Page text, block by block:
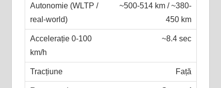
~500-514 km / ~380-
450 km
~8.4 sec
Față